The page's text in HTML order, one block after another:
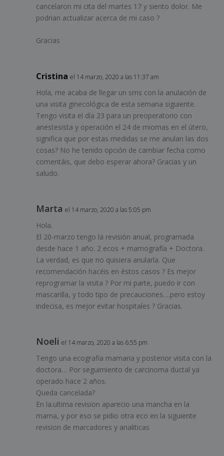
cancelaron mi cita del martes 17 y siento dolor. Me
podrian actualizar acerca de mi caso ?
Gracias
Cristina el 14 marzo, 2020 a las 11:37 am
Hola, me acaba de llegar un sms con la anulación de
una visita ginecológica de esta semana siguiente.
Tengo visita el día 23 para un preoperatorio con
anestesista y operación el 24 de miomas en el útero,
significa que por estas medidas se me anulan las dos
cosas? No he tenido opción de cambiar fecha como
comentáis, que debo esperar ahora? Gracias y un
saludo.
Marta el 14 marzo, 2020 a las 5:05 pm
Hola.
El 20-marzo tengo la revisión anual, programada
desde hace 1 año. 2 ecos + mamografía + Doctora.
La verdad, es que no quisiera anularla. Que
recomendación hacéis en éstos casos ? Es mejor
reprogramar la visita ? Por mi parte, puedo ir con
mascarilla, y todo tipo de precauciones….pero estoy
indecisa, es mejor evitar hospitales ? Gracias.
Noeli el 14 marzo, 2020 a las 6:55 pm
Tengo una ecografia mamaria y posterior visita con la
doctora… Por seguimiento de carcinoma ductal ya
operado hace 2 años.
Queda cancelada?
En la.ultima revision aparecio una mancha en la
mama, y por eso se pidio otra eco en la siguiente
revision de marcadores y analiticas